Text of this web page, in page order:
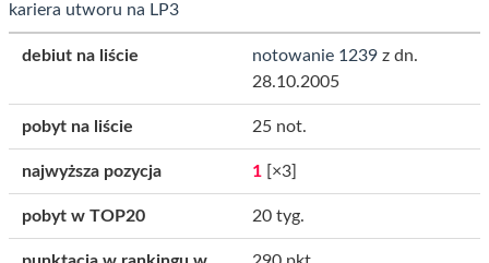
kariera utworu na LP3
debiut na liście notowanie 1239 z dn.
28.10.2005
pobyt na liście 25 not.
najwyższa pozycja 1 [×3]
pobyt w TOP20 20 tyg.